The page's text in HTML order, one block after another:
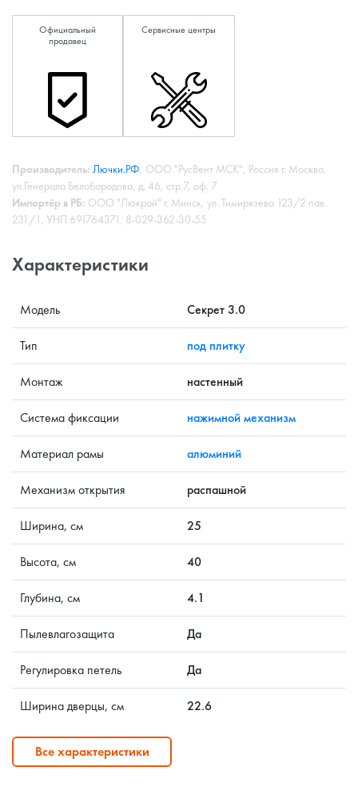
Официальный
продавец
Сервисные центры
Производитель: Лючки.РФ, ООО "РусВент МСК", Россия г. Москва,
ул.Генерала Белобородова, д. 46, стр.7, оф. 7
Импортёр в РБ: ООО "Люкрай" г. Минск, ул. Тимирязева 123/2 пав.
231/1, УНП 691764371, 8-029-362-30-55
Характеристики
Модель Секрет 3.0
Тип под плитку
Монтаж настенный
Система фиксации нажимной механизм
Материал рамы алюминий
Механизм открытия распашной
Ширина, см 25
Высота, см 40
Глубина, см 4.1
Пылевлагозащита Да
Регулировка петель Да
Ширина дверцы, см 22.6
Все характеристики